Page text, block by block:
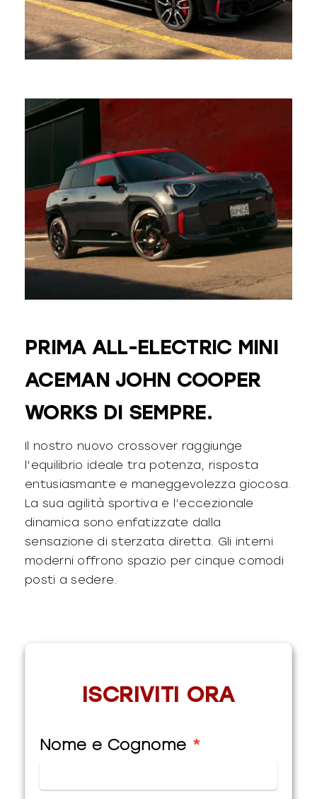
PRIMA ALL-ELECTRIC MINI
ACEMAN JOHN COOPER
WORKS DI SEMPRE.
Il nostro nuovo crossover raggiunge
l’equilibrio ideale tra potenza, risposta
entusiasmante e maneggevolezza giocosa.
La sua agilità sportiva e l’eccezionale
dinamica sono enfatizzate dalla
sensazione di sterzata diretta. Gli interni
moderni offrono spazio per cinque comodi
posti a sedere.
ISCRIVITI ORA
Nome e Cognome